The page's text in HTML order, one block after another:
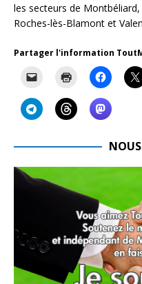
les secteurs de
Roches-lès-Blamont et
Partager l'information